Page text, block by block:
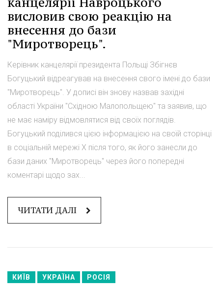
висловив свою реакцію на
внесення до бази
"Миротворець".
Керівник канцелярії президента Польщі Збігнєв
Богуцький відреагував на внесення свого імені до бази
"Миротворець". У дописі він знову назвав західні
області України "Східною Малопольщею" та заявив, що
не має наміру відмовлятися від своїх поглядів.
Богуцький поділився цією інформацією на своїй сторінці
в соціальній мережі X після того, як його занесли до
бази даних "Миротворець" через його попередні
коментарі щодо зах...
ЧИТАТИ ДАЛІ
КИЇВ УКРАЇНА РОСІЯ